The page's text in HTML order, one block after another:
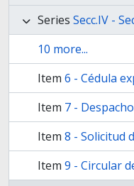
Series Secc.IV - Sección
10 more...
Item 6 - Cédula expedida por el Gobierno Superior provisional de las Provincias Unidas del
Item 7 - Despacho del Superior Gobierno Provisorio de las Provincias del Río de la Plata,
Item 8 - Solicitud del Capitán Pedro Iñíguez al Superior
Item 9 - Circular del Primer Triunvirato,